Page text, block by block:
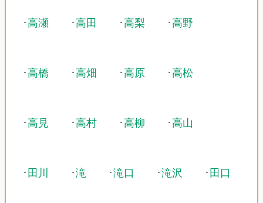
･高瀬 ･高田 ･高梨 ･高野
･高橋 ･高畑 ･高原 ･高松
･高見 ･高村 ･高柳 ･高山
･ 田川 ･滝 ･滝口 ･滝沢 ･ 田口